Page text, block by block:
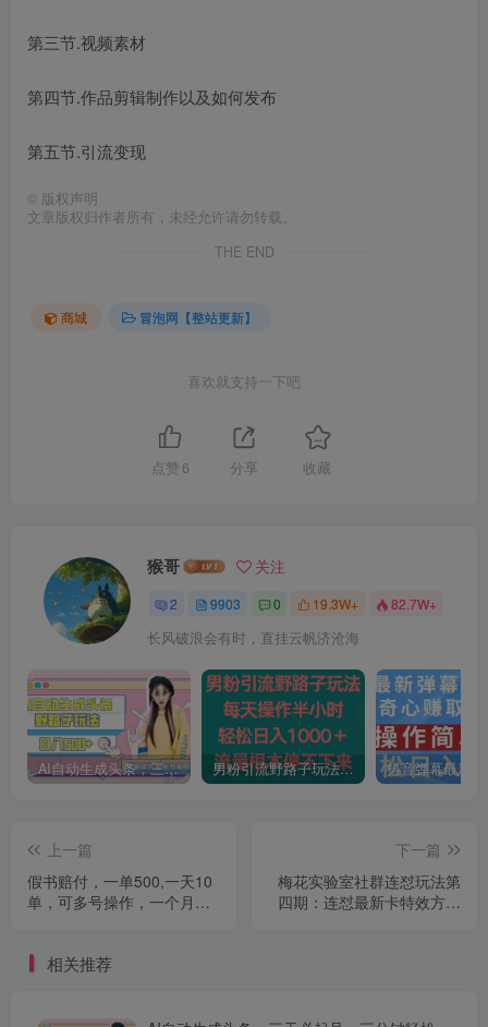
第三节.视频素材
第四节.作品剪辑制作以及如何发布
第五节.引流变现
© 版权声明
文章版权归作者所有，未经允许请勿转载。
THE END
商城 冒泡网【整站更新】
喜欢就支持一下吧
点赞 6 分享 收藏
猴哥 关注
2 9903 0 19.3W+ 82.7W+
长风破浪会有时，直挂云帆济沧海
AI自动生成头条，三天必起号，三分钟轻松发布内容，复制粘贴，保姆级教… 男粉引流野路子玩法，每天操作半小时轻松日入1000＋，流量根本停不下来
上一篇
假书赔付，一单500,一天10
单，可多号操作，一个月
下一篇
梅花实验室社群连怼玩法第
四期：连怼最新卡特效方法
相关推荐